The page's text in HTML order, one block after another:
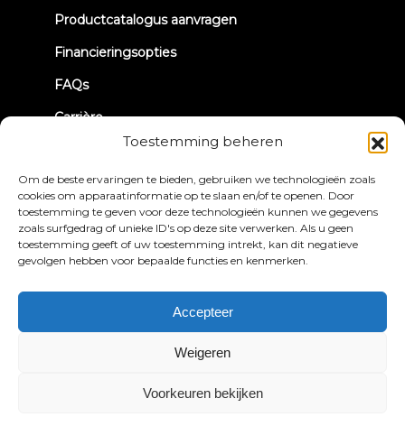
Toestemming beheren
Om de beste ervaringen te bieden, gebruiken we technologieën zoals
cookies om apparaatinformatie op te slaan en/of te openen. Door
toestemming te geven voor deze technologieën kunnen we gegevens
zoals surfgedrag of unieke ID's op deze site verwerken. Als u geen
toestemming geeft of uw toestemming intrekt, kan dit negatieve
gevolgen hebben voor bepaalde functies en kenmerken.
Accepteer
Weigeren
Voorkeuren bekijken
new
Productcatalogus aanvragen
Financieringsopties
FAQs
Carrière
TRUE Hardloopclub
Terugroepinformatie
LATEN WE CONTACT MAKEN
© 2026 True Fitness. All Rights Reserved
Algemene voorwaarden